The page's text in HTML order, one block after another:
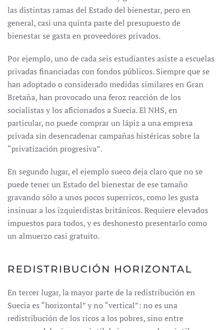
las distintas ramas del Estado del bienestar, pero en
general, casi una quinta parte del presupuesto de
bienestar se gasta en proveedores privados.
Por ejemplo, uno de cada seis estudiantes asiste a escuelas
privadas financiadas con fondos públicos. Siempre que se
han adoptado o considerado medidas similares en Gran
Bretaña, han provocado una feroz reacción de los
socialistas y los aficionados a Suecia. El NHS, en
particular, no puede comprar un lápiz a una empresa
privada sin desencadenar campañas histéricas sobre la
“privatización progresiva”.
En segundo lugar, el ejemplo sueco deja claro que no se
puede tener un Estado del bienestar de ese tamaño
gravando sólo a unos pocos superricos, como les gusta
insinuar a los izquierdistas británicos. Requiere elevados
impuestos para todos, y es deshonesto presentarlo como
un almuerzo casi gratuito.
REDISTRIBUCIÓN HORIZONTAL
En tercer lugar, la mayor parte de la redistribución en
Suecia es “horizontal” y no “vertical”: no es una
redistribución de los ricos a los pobres, sino entre